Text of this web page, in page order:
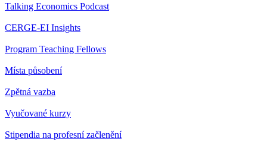
Talking Economics Podcast
CERGE-EI Insights
Program Teaching Fellows
Místa působení
Zpětná vazba
Vyučované kurzy
Stipendia na profesní začlenění